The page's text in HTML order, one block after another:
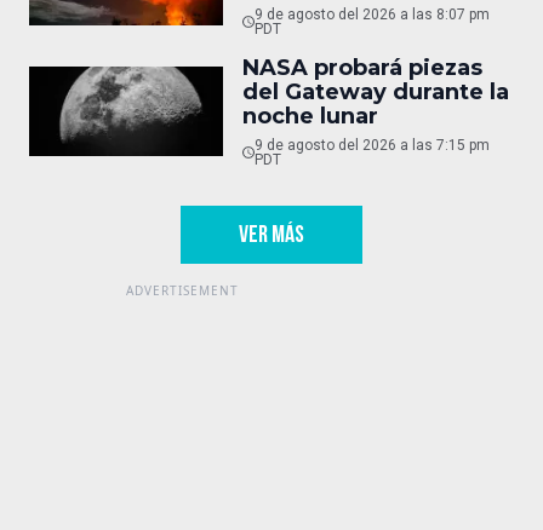
9 de agosto del 2026 a las 8:07 pm
PDT
NASA probará piezas
del Gateway durante la
noche lunar
9 de agosto del 2026 a las 7:15 pm
PDT
VER MÁS